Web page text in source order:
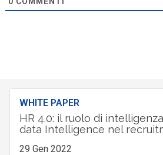
WHITE PAPER
HR 4.0: il ruolo di
data Intelligence nel
29 Gen 2022